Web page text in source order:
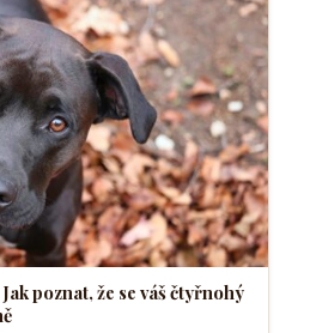
poznat, že se váš čtyřnohý